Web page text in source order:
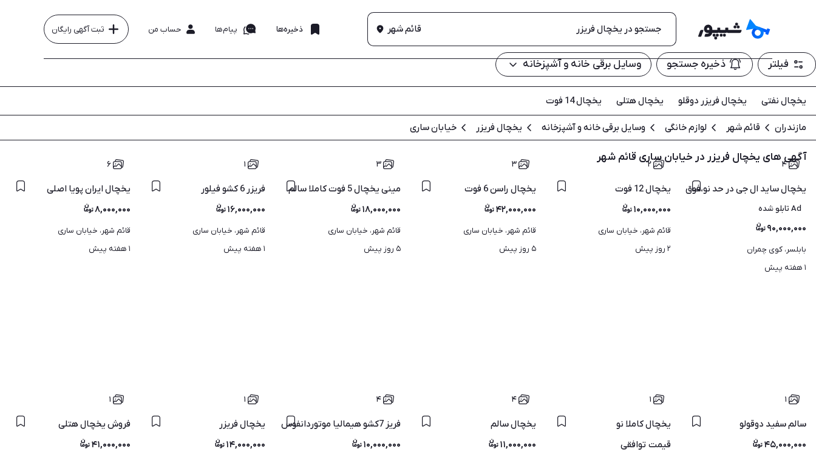
قائم شهر ذخیره‌ها پیام‌ها حساب من ثبت آگهی رایگان
فیلتر ذخیره جستجو وسایل برقی خانه و آشپزخانه
یخچال نفتی یخچال فریزر دوقلو یخچال هتلی یخچال 14 فوت
مازندران قائم شهر لوازم خانگی وسایل برقی خانه و آشپزخانه یخچال فریزر خیابان ساری
آگهی های یخچال فریزر در خیابان ساری قائم شهر
۴
یخچال ساید ال جی در حد نو،فوق العاده نو.سالمه سالم
Ad تابلو شده
۹۰,۰۰۰,۰۰۰
بابلسر، کوی چمران
۱ هفته پیش
۲
یخچال 12 فوت
۱۰,۰۰۰,۰۰۰
قائم شهر، خیابان ساری
۲ روز پیش
۳
یخچال راسن 6 فوت
۴۲,۰۰۰,۰۰۰
قائم شهر، خیابان ساری
۵ روز پیش
۳
مینی یخچال 5 فوت کاملا سالم
۱۸,۰۰۰,۰۰۰
قائم شهر، خیابان ساری
۵ روز پیش
۱
فریزر 6 کشو فیلور
۱۶,۰۰۰,۰۰۰
قائم شهر، خیابان ساری
۱ هفته پیش
۶
یخچال ایران پویا اصلی
۸,۰۰۰,۰۰۰
قائم شهر، خیابان ساری
۱ هفته پیش
۱
سالم سفید دوقولو
۴۵,۰۰۰,۰۰۰
۱
یخچال کاملا نو‌
قیمت توافقی
۴
یخچال سالم
۱۱,۰۰۰,۰۰۰
۴
فریز 7کشو هیمالیا موتوردانفوس
۱۰,۰۰۰,۰۰۰
۱
یخچال فریزر
۱۴,۰۰۰,۰۰۰
۱
فروش یخچال هتلی
۴۱,۰۰۰,۰۰۰